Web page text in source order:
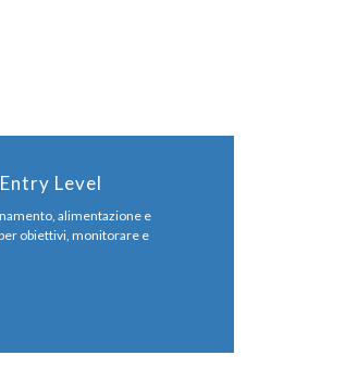
Level
alimentazione e
obiettivi, monitorare e